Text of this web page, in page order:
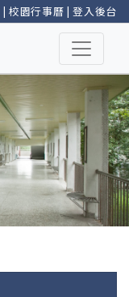
| 校園行事曆 |登入後台